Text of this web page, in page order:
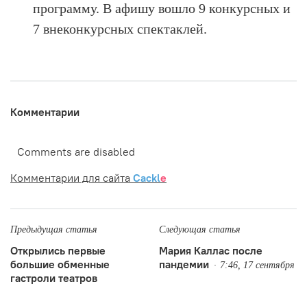
программу. В афишу вошло 9 конкурсных и
7 внеконкурсных спектаклей.
Комментарии
Comments are disabled
Комментарии для сайта Cackle
Предыдущая статья
Открылись первые
большие обменные
гастроли театров
Следующая статья
Мария Каллас после
пандемии
7:46, 17 сентября